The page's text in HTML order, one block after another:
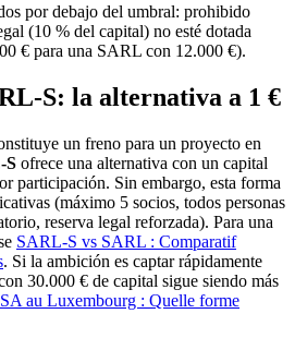
por debajo del umbral: prohibido
(10 % del capital) no esté dotada
€ para una SARL con 12.000 €).
S: la alternativa a 1 €
un freno para un proyecto en
S ofrece una alternativa con un capital
participación. Sin embargo, esta forma
(máximo 5 socios, todos personas
reserva legal reforzada). Para una
SARL-S vs SARL : Comparatif
. Si la ambición es captar rápidamente
30.000 € de capital sigue siendo más
au Luxembourg : Quelle forme